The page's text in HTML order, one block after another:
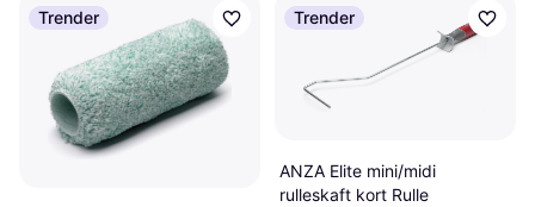
Trender Trender
ANZA Elite mini/midi
rulleskaft kort Rulle